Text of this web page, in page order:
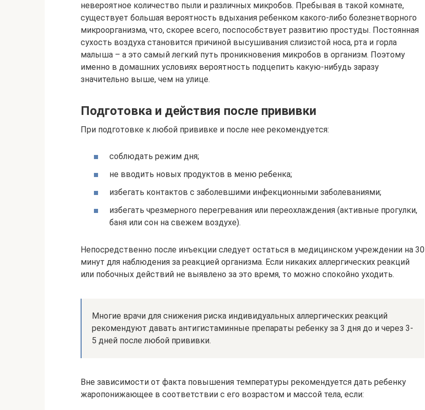
невероятное количество пыли и различных микробов. Пребывая в такой комнате,
существует большая вероятность вдыхания ребенком какого-либо болезнетворного
микроорганизма, что, скорее всего, поспособствует развитию простуды. Постоянная
сухость воздуха становится причиной высушивания слизистой носа, рта и горла
малыша – а это самый легкий путь проникновения микробов в организм. Поэтому
именно в домашних условиях вероятность подцепить какую-нибудь заразу
значительно выше, чем на улице.
Подготовка и действия после прививки
При подготовке к любой прививке и после нее рекомендуется:
соблюдать режим дня;
не вводить новых продуктов в меню ребенка;
избегать контактов с заболевшими инфекционными заболеваниями;
избегать чрезмерного перегревания или переохлаждения (активные прогулки,
баня или сон на свежем воздухе).
Непосредственно после инъекции следует остаться в медицинском учреждении на 30
минут для наблюдения за реакцией организма. Если никаких аллергических реакций
или побочных действий не выявлено за это время, то можно спокойно уходить.
Многие врачи для снижения риска индивидуальных аллергических реакций
рекомендуют давать антигистаминные препараты ребенку за 3 дня до и через 3-
5 дней после любой прививки.
Вне зависимости от факта повышения температуры рекомендуется дать ребенку
жаропонижающее в соответствии с его возрастом и массой тела, если: